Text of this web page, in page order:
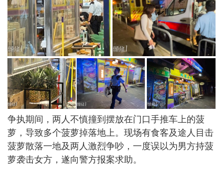
争执期间，两人不慎撞到摆放在门口手推车上的菠
萝，导致多个菠萝掉落地上。现场有食客及途人目击
菠萝散落一地及两人激烈争吵，一度误以为男方持菠
萝袭击女方，遂向警方报案求助。